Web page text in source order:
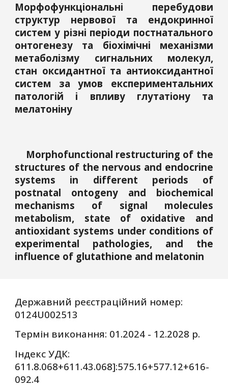
Морфофункціональні перебудови
структур нервової та ендокринної
систем у різні періоди постнатального
онтогенезу та біохімічні механізми
метаболізму сигнальних молекул,
стан оксидантної та антиоксидантної
систем за умов експериментальних
патологій і впливу глутатіону та
мелатоніну
Morphofunctional restructuring of the
structures of the nervous and endocrine
systems in different periods of
postnatal ontogeny and biochemical
mechanisms of signal molecules
metabolism, state of oxidative and
antioxidant systems under conditions of
experimental pathologies, and the
influence of glutathione and melatonin
Державний реєстраційний номер:
0124U002513
Термін виконання: 01.2024 - 12.2028 р.
Індекс УДК:
611.8.068+611.43.068]:575.16+577.12+616-
092.4